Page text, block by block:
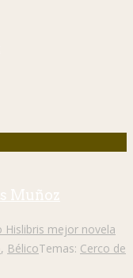
Muñoz
Hislibris mejor novela
, BélicoTemas: Cerco de